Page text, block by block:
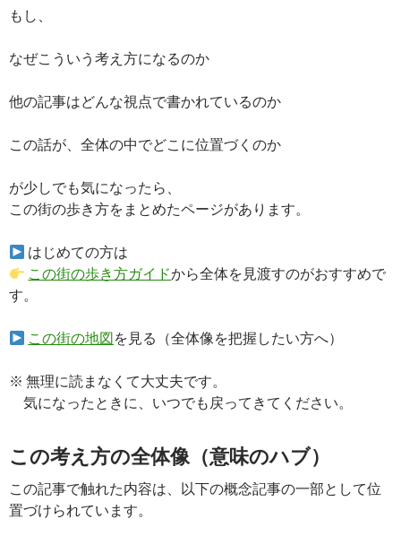
もし、
なぜこういう考え方になるのか
他の記事はどんな視点で書かれているのか
この話が、全体の中でどこに位置づくのか
が少しでも気になったら、
この街の歩き方をまとめたページがあります。
はじめての方は
この街の歩き方ガイドから全体を見渡すのがおすすめで
す。
この街の地図を見る（全体像を把握したい方へ）
※ 無理に読まなくて大丈夫です。
気になったときに、いつでも戻ってきてください。
この考え方の全体像（意味のハブ）
この記事で触れた内容は、以下の概念記事の一部として位
置づけられています。